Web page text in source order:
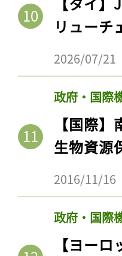
リューチ
2026/07/21
政府・国際
【国際
生物資源
2016/11/16
政府・国際
【ヨー